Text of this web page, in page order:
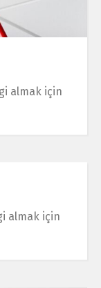
almak için
almak için